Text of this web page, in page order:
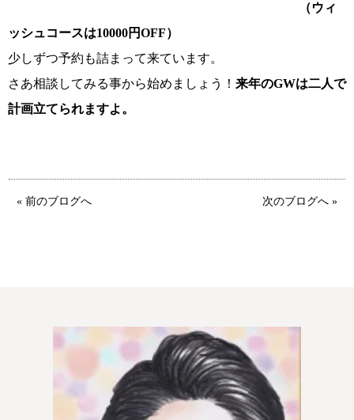
お問い合わせ
（ウィ
ッシュコースは10000円OFF）
少しずつ予約も詰まって来ています。
さあ相談してみる事から始めましょう！ 来年のGWは二人で
計画立てられますよ。
« 前のブログへ 次のブログへ »